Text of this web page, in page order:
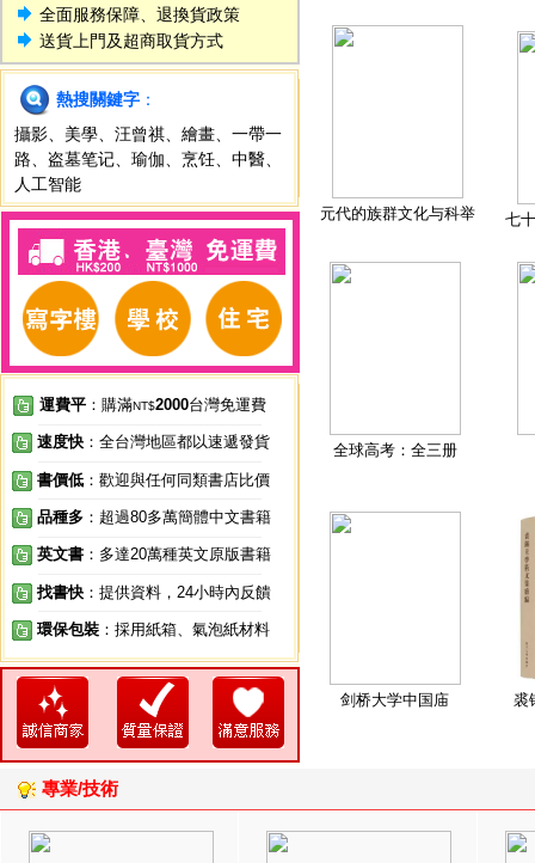
全面服務保障、退換貨政策
送貨上門及超商取貨方式
熱搜關鍵字 ：
攝影
美學 汪曾祺 繪畫
一帶一
路
盗墓笔记 瑜伽 烹饪 中醫
人工智能
運費平 ：購滿NT$2000台灣免運費
速度快 ：全台灣地區都以速遞發貨
書價低 ：歡迎與任何同類書店比價
品種多 ：超過80多萬簡體中文書籍
英文書 ：多達20萬種英文原版書籍
找書快 ：提供資料，24小時內反饋
環保包裝 ：採用紙箱、氣泡紙材料
元代的族群文化与科举 七
全球高考：全三册
剑桥大学中国庙 裘
專業/技術